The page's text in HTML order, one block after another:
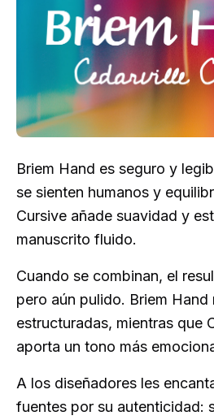
Briem Hand es seguro y
se sienten humanos y
Cursive añade suavidad y
manuscrito fluido.
Cuando se combinan, el
pero aún pulido. Briem Hand
estructuradas, mientras que
aporta un tono más
A los diseñadores les
fuentes por su autenticidad: